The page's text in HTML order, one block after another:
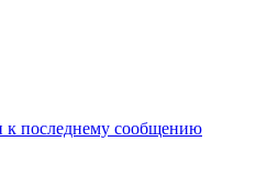
к последнему сообщению